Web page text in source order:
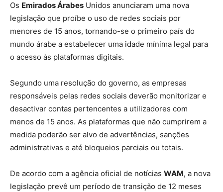
Os Emirados Árabes Unidos anunciaram uma nova
legislação que proíbe o uso de redes sociais por
menores de 15 anos, tornando-se o primeiro país do
mundo árabe a estabelecer uma idade mínima legal para
o acesso às plataformas digitais.
Segundo uma resolução do governo, as empresas
responsáveis pelas redes sociais deverão monitorizar e
desactivar contas pertencentes a utilizadores com
menos de 15 anos. As plataformas que não cumprirem a
medida poderão ser alvo de advertências, sanções
administrativas e até bloqueios parciais ou totais.
De acordo com a agência oficial de notícias WAM, a nova
legislação prevê um período de transição de 12 meses